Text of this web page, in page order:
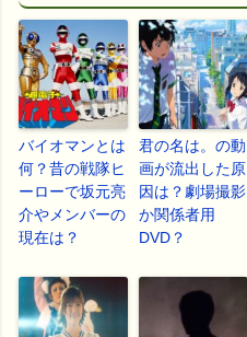
バイオマンとは
何？昔の戦隊ヒ
ーローで坂元亮
介やメンバーの
現在は？
君の名は。の動
画が流出した原
因は？劇場撮影
か関係者用
DVD？